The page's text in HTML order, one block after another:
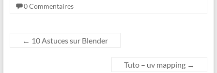
0 Commentaires
← 10 Astuces sur Blender
Tuto – uv mapping →